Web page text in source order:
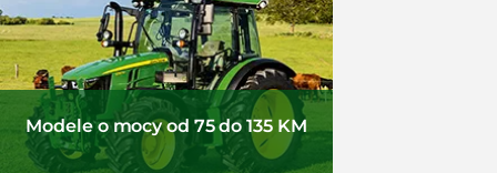
Modele o mocy od 75 do 135 KM